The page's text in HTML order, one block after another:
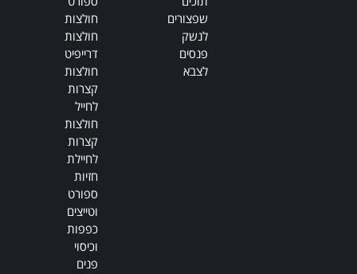
שפצורים
לנשק
פנסים
לצבא
חולצות
חולצות
דרייפיט
חולצות
קצרות
לחייל
חולצות
קצרות
לחיילת
חזיות
ספורט
וטייצים
כפפות
וכיסוי
פנים